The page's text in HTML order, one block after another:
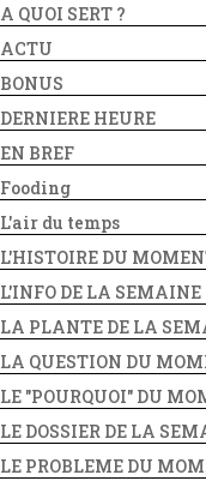
A QUOI SERT ?
ACTU
BONUS
DERNIERE HEURE
EN BREF
Fooding
L'air du temps
L'HISTOIRE DU
L'INFO DE LA SEMAINE
LA PLANTE DE LA
LA QUESTION DU
LE "POURQUOI" DU
LE DOSSIER DE LA
LE PROBLEME DU